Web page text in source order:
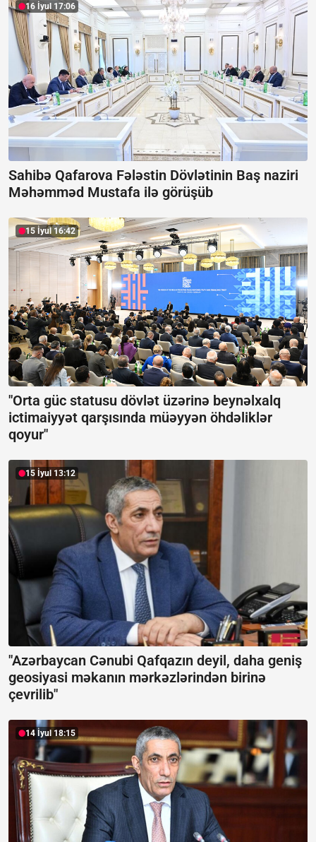
16 İyul 17:06
Sahibə Qafarova Fələstin Dövlətinin Baş naziri
Məhəmməd Mustafa ilə görüşüb
15 İyul 16:42
"Orta güc statusu dövlət üzərinə beynəlxalq
ictimaiyyət qarşısında müəyyən öhdəliklər
qoyur"
15 İyul 13:12
"Azərbaycan Cənubi Qafqazın deyil, daha geniş
geosiyasi məkanın mərkəzlərindən birinə
çevrilib"
14 İyul 18:15